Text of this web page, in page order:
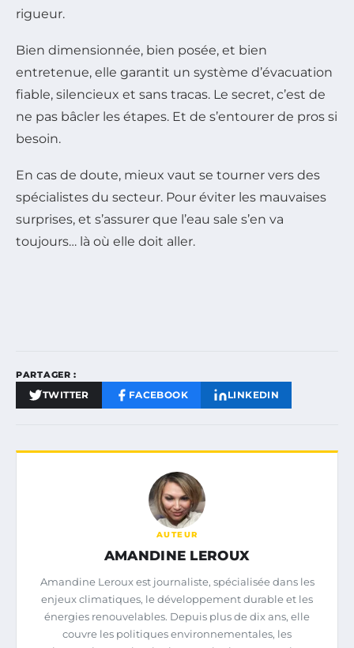
rigueur.
Bien dimensionnée, bien posée, et bien
entretenue, elle garantit un système d’évacuation
fiable, silencieux et sans tracas. Le secret, c’est de
ne pas bâcler les étapes. Et de s’entourer de pros si
besoin.
En cas de doute, mieux vaut se tourner vers des
spécialistes du secteur. Pour éviter les mauvaises
surprises, et s’assurer que l’eau sale s’en va
toujours… là où elle doit aller.
PARTAGER :
TWITTER FACEBOOK LINKEDIN
AUTEUR
AMANDINE LEROUX
Amandine Leroux est journaliste, spécialisée dans les
enjeux climatiques, le développement durable et les
énergies renouvelables. Depuis plus de dix ans, elle
couvre les politiques environnementales, les